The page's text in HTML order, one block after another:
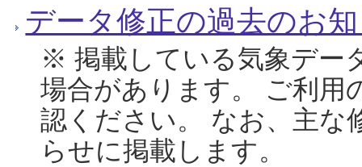
データ修正の過去のお
※ 掲載している気象デー
場合があります。 ご利用
認ください。 なお、主な
らせに掲載します。